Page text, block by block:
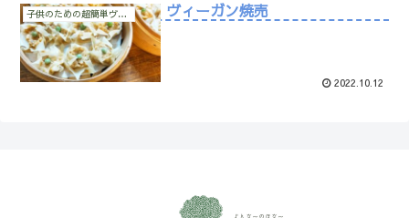
子供のための超簡単ヴィーガン料理 ヴィーガン焼売
2022.10.12